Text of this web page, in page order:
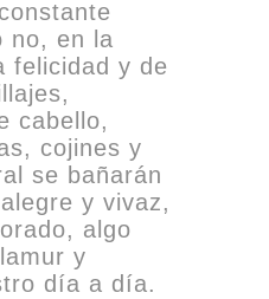
no, en la
felicidad y de
cabello,
cojines y
se bañarán
y vivaz,
algo
y
día a día.